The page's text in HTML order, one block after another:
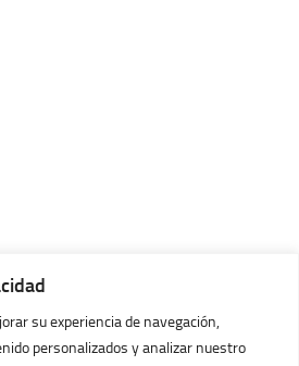
su experiencia de navegación,
personalizados y analizar nuestro